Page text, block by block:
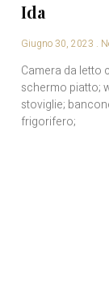
Ida
Giugno 30, 2023
Camera da letto
schermo piatto;
stoviglie;
frigorifero;